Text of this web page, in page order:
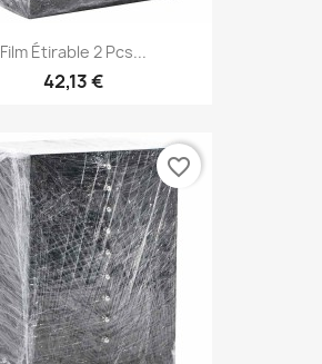
Film Étirable 2 Pcs...
42,13 €
favorite_border